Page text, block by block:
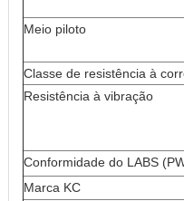
Meio piloto
Classe de resistência à
Resistência à vibração
Conformidade do LABS
Marca KC